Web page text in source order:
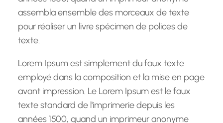
assembla ensemble des morceaux de texte
pour réaliser un livre spécimen de polices de
texte.
Lorem Ipsum est simplement du faux texte
employé dans la composition et la mise en page
avant impression. Le Lorem Ipsum est le faux
texte standard de l'imprimerie depuis les
années 1500, quand un imprimeur anonyme